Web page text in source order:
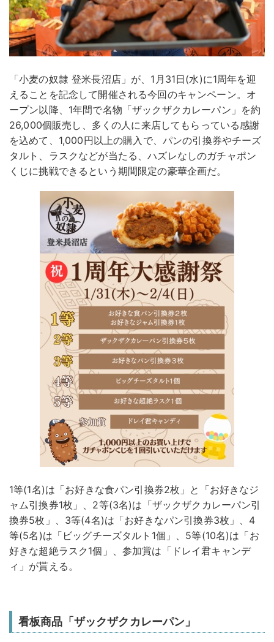
「小麦の奴隷 登米長沼店」が、1月31日(水)に1周年を迎
えることを記念して開催される今回のキャンペーン。オ
ープン以降、1年間で名物「ザックザクカレーパン」を約
26,000個販売し、多くの人に来店してもらっている感謝
を込めて、1,000円以上の購入で、パンの引換券やチーズ
タルト、ラスクなどが当たる、ハズレなしのガチャポン
くじに挑戦できるという期間限定の豪華企画だ。
1等(1名)は「お好きな食パン引換券2枚」と「お好きなジ
ャム引換券1枚」、2等(3名)は「ザックザクカレーパン引
換券5枚」、3等(4名)は「お好きなパン引換券3枚」、4
等(5名)は「ビッグチーズタルト1個」、5等(10名)は「お
好きな超絶ラスク1個」、参加賞は「ドレイ君キャンデ
ィ」が貰える。
看板商品「ザックザクカレーパン」